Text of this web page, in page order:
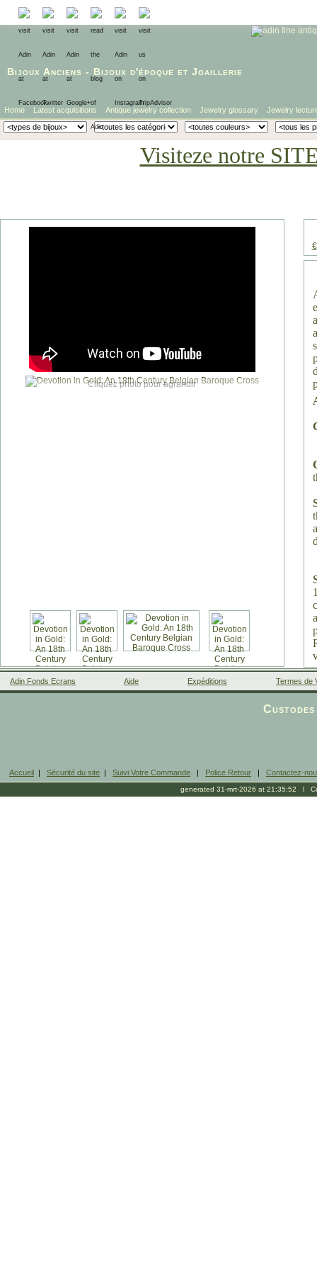
Bijoux Anciens - Bijoux d'époque et Joaillerie
Home Latest acquisitions Antique jewelry collection Jewelry glossary Jewelry
Visiteze notre
€
Cliquez photo pour agrandir
Adin Fonds Ecrans Aide Expéditions Termes de
Accueil | Sécurité du site | Suivi Votre Commande | Police Retour | Contactez-
generated 31-mrt-2026 at 21:35:52 l